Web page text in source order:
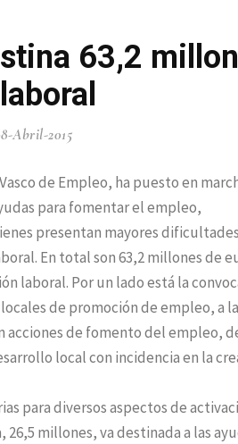
63,2
Abril-2015
de Empleo, ha puesto en
para fomentar el empleo,
presentan mayores
En total son 63,2 millones de
laboral. Por un lado está la
de promoción de empleo, a
acciones de fomento del empleo,
local con incidencia en la
para diversos aspectos de
26,5 millones, va destinada a las